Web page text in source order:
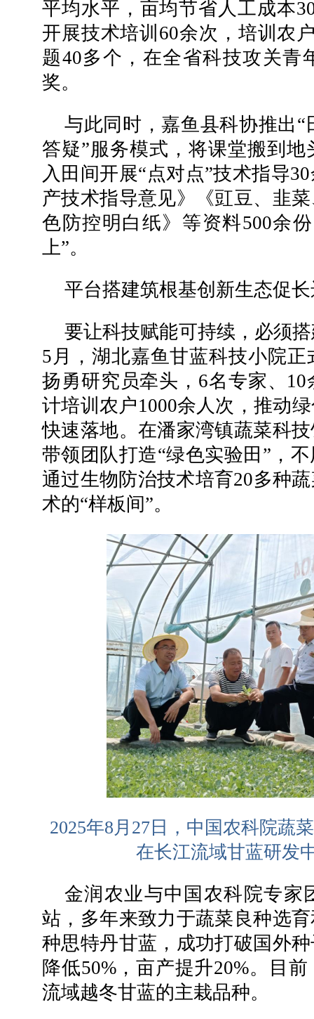
平均水平，亩均节省人工成本
开展技术培训60余次，培训农
题40多个，在全省科技攻关青
奖。
与此同时，嘉鱼县科协推出
答疑”服务模式，将课堂搬到
入田间开展“点对点”技术指导
产技术指导意见》《豇豆、韭
色防控明白纸》等资料500余
上”。
平台搭建筑根基创新生态促
要让科技赋能可持续，必须
5月，湖北嘉鱼甘蓝科技小院
扬勇研究员牵头，6名专家、
计培训农户1000余人次，推动
快速落地。在潘家湾镇蔬菜科
带领团队打造“绿色实验田”，
通过生物防治技术培育20多种
术的“样板间”。
2025年8月27日，中国农科院蔬
在长江流域甘蓝研发
金润农业与中国农科院专家
站，多年来致力于蔬菜良种选
种思特丹甘蓝，成功打破国外
降低50%，亩产提升20%。目
流域越冬甘蓝的主栽品种。